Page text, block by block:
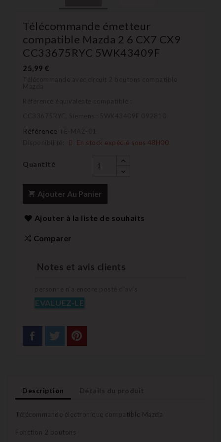
Télécommande émetteur
compatible Mazda 2 6 CX7 CX9
CC33675RYC 5WK43409F
25,99 €
Référence
En stock expédié sous 48H00
Quantité
Ajouter Au Panier
Ajouter à la liste de souhaits
Comparer
Notes et avis clients
EVALUEZ-LE
Description
Télécommande électronique compatible Mazda
Fonction 2 boutons